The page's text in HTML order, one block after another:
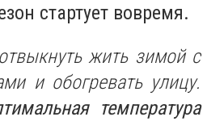
стартует вовремя.
жить зимой с
и обогревать улицу.
температура